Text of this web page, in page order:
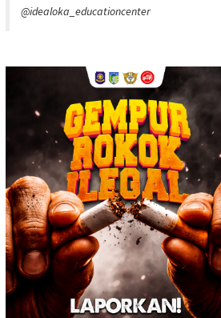
@idealoka_educationcenter